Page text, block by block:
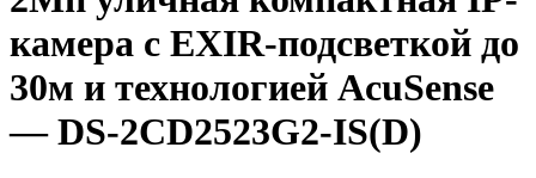
камера с EXIR-подсветкой до
30м и технологией AcuSense
— DS-2CD2523G2-IS(D)